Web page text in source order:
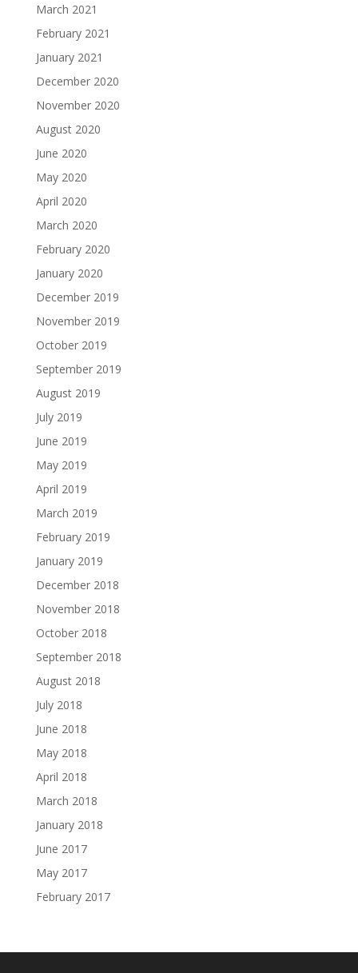
March 2021
February 2021
January 2021
December 2020
November 2020
August 2020
June 2020
May 2020
April 2020
March 2020
February 2020
January 2020
December 2019
November 2019
October 2019
September 2019
August 2019
July 2019
June 2019
May 2019
April 2019
March 2019
February 2019
January 2019
December 2018
November 2018
October 2018
September 2018
August 2018
July 2018
June 2018
May 2018
April 2018
March 2018
January 2018
June 2017
May 2017
February 2017